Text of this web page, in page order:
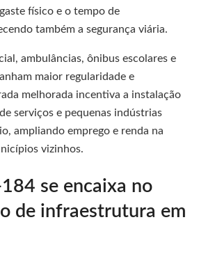
físico e o tempo de
também a segurança viária.
ambulâncias, ônibus escolares e
maior regularidade e
melhorada incentiva a instalação
serviços e pequenas indústrias
ampliando emprego e renda na
vizinhos.
se encaixa no
de infraestrutura em